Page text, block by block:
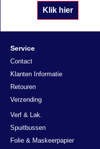
Klik hier
Service
Contact
Klanten Informatie
Retouren
Verzending
Verf & Lak.
Spuitbussen
Folie & Maskeerpapier